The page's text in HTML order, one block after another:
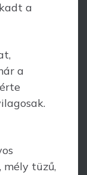
a
a
mély tüzű,